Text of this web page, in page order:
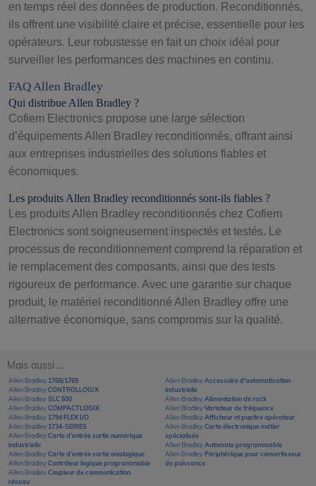
en temps réel des données de production. Reconditionnés,
ils offrent une visibilité claire et précise, essentielle pour les
opérateurs. Leur robustesse en fait un choix idéal pour
surveiller les performances des machines en continu.
FAQ Allen Bradley
Qui distribue Allen Bradley ?
Cofiem Electronics propose une large sélection
d’équipements Allen Bradley reconditionnés, offrant ainsi
aux entreprises industrielles des solutions fiables et
économiques.
Les produits Allen Bradley reconditionnés sont-ils fiables ?
Les produits Allen Bradley reconditionnés chez Cofiem
Electronics sont soigneusement inspectés et testés. Le
processus de reconditionnement comprend la réparation et
le remplacement des composants, ainsi que des tests
rigoureux de performance. Avec une garantie sur chaque
produit, le matériel reconditionné Allen Bradley offre une
alternative économique, sans compromis sur la qualité.
Mais aussi ...
Allen Bradley 1768/1769
Allen BradleyCONTROLLOGIX
Allen BradleySLC 500
Allen BradleyCOMPACTLOGIX
Allen Bradley 1794 FLEX I/O
Allen Bradley 1734-SERIES
Allen BradleyCarte d'entrée sortie numérique
industrielle
Allen BradleyCarte d'entrée sortie analogique
Allen BradleyContrôleur logique programmable
Allen BradleyCoupleur de communication
réseau
Allen BradleyAccessoire d'automatisation
industrielle
Allen BradleyAlimentation de rack
Allen BradleyVariateur de fréquence
Allen BradleyAfficheur et pupitre opérateur
Allen BradleyCarte électronique métier
spécialisée
Allen BradleyAutomate programmable
Allen BradleyPériphérique pour convertisseur
de puissance